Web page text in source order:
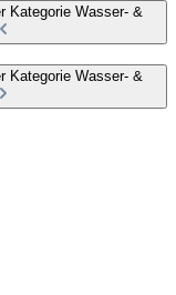
Kategorie Wasser- &
Kategorie Wasser- &